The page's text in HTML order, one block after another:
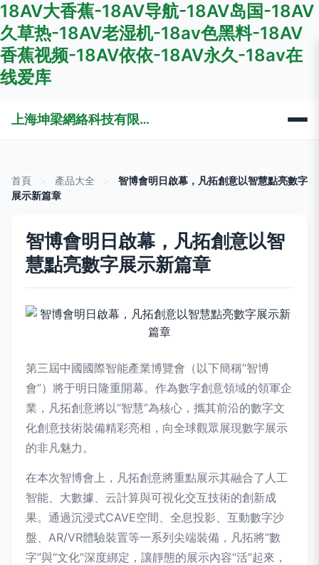
18AV大香蕉-18AV导航-18AV岛国-18AV
久草热-18AV老湿机-18av色黑料-18AV
香蕉视频-18AV依依-18AV永久-18av在
线爱库
上海坤梁網絡科技有限公司
首頁 產品大全
智博會明日啟幕，凡拓創意以智慧點亮數字
展示新篇章
智博會明日啟幕，凡拓創意以智
慧點亮數字展示新篇章
第三屆中國國際智能產業博覽會（以下簡稱“智博
會”）將于明日隆重開幕。作為數字創意領域的領軍企
業，凡拓創意將以“智慧”為核心，攜其前沿的數字文
化創意技術裝備精彩亮相，向全球觀眾展現數字展示
的非凡魅力。
在本次智博會上，凡拓創意將重點展示其融合了人工
智能、大數據、云計算與可視化交互技術的創新成
果。通過沉浸式CAVE空間、全息投影、互動數字沙
盤、AR/VR體驗裝置等一系列尖端裝備，凡拓將“數
字”與“文化”深度綁定，讓靜態的展示內容“活”起來，